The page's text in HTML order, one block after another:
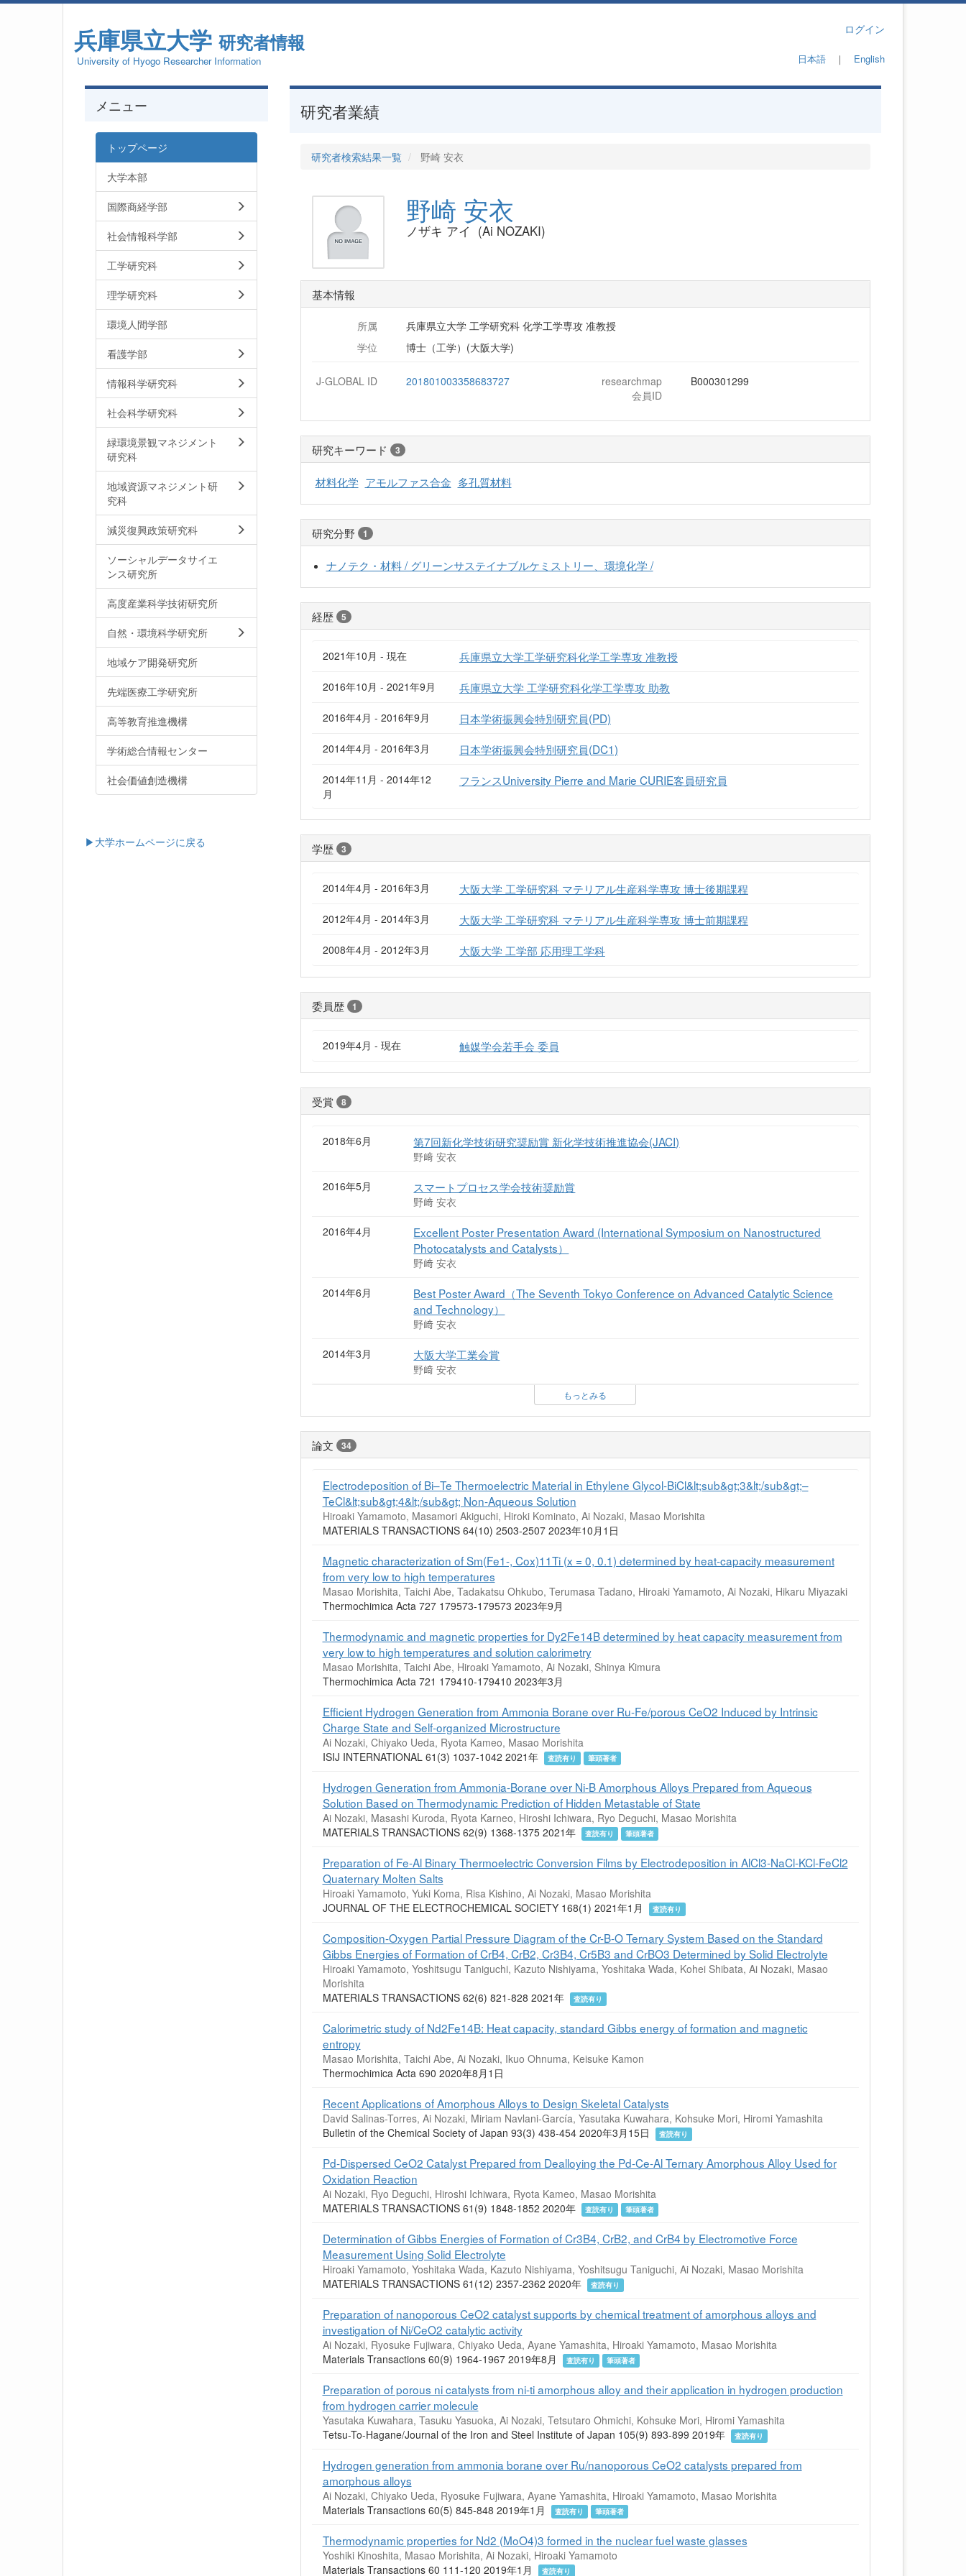
兵庫県立大学 研究者情報
University of Hyogo Researcher Information
ログイン
日本語｜ English
研究者業績
研究者検索結果一覧 野崎 安衣
野崎 安衣
ノザキ アイ (Ai NOZAKI)
基本情報
所属
兵庫県立大学 工学研究科 化学工学専攻 准教授
学位
博士（工学）(大阪大学)
J-GLOBAL ID 201801003358683727
researchmap
会員ID
B000301299
研究キーワード 3
材料化学 アモルファス合金 多孔質材料
研究分野 1
ナノテク・材料 / グリーンサステイナブルケミストリー、環境化学 /
経歴 5
2021年10月 - 現在 兵庫県立大学工学研究科化学工学専攻 准教授
2016年10月 - 2021年9月 兵庫県立大学 工学研究科化学工学専攻 助教
2016年4月 - 2016年9月 日本学術振興会特別研究員(PD)
2014年4月 - 2016年3月 日本学術振興会特別研究員(DC1)
2014年11月 - 2014年12
月
フランスUniversity Pierre and Marie CURIE客員研究員
学歴 3
2014年4月 - 2016年3月 大阪大学 工学研究科 マテリアル生産科学専攻 博士後期課程
2012年4月 - 2014年3月 大阪大学 工学研究科 マテリアル生産科学専攻 博士前期課程
2008年4月 - 2012年3月 大阪大学 工学部 応用理工学科
委員歴 1
2019年4月 - 現在 触媒学会若手会 委員
受賞 8
2018年6月 第7回新化学技術研究奨励賞 新化学技術推進協会(JACI)
野﨑 安衣
2016年5月 スマートプロセス学会技術奨励賞
野﨑 安衣
2016年4月
Excellent Poster Presentation Award (International Symposium on Nanostructured
Photocatalysts and Catalysts）
野﨑 安衣
2014年6月
Best Poster Award（The Seventh Tokyo Conference on Advanced Catalytic Science
and Technology）
野﨑 安衣
2014年3月 大阪大学工業会賞
野﨑 安衣
もっとみる
論文 34
Electrodeposition of Bi–Te Thermoelectric Material in Ethylene Glycol-BiCl&lt;sub&gt;3&lt;/sub&gt;–
TeCl&lt;sub&gt;4&lt;/sub&gt; Non-Aqueous Solution
Hiroaki Yamamoto, Masamori Akiguchi, Hiroki Kominato, Ai Nozaki, Masao Morishita
MATERIALS TRANSACTIONS 64(10) 2503-2507 2023年10月1日
Magnetic characterization of Sm(Fe1-, Cox)11Ti (x = 0, 0.1) determined by heat-capacity measurement
from very low to high temperatures
Masao Morishita, Taichi Abe, Tadakatsu Ohkubo, Terumasa Tadano, Hiroaki Yamamoto, Ai Nozaki, Hikaru Miyazaki
Thermochimica Acta 727 179573-179573 2023年9月
Thermodynamic and magnetic properties for Dy2Fe14B determined by heat capacity measurement from
very low to high temperatures and solution calorimetry
Masao Morishita, Taichi Abe, Hiroaki Yamamoto, Ai Nozaki, Shinya Kimura
Thermochimica Acta 721 179410-179410 2023年3月
Efficient Hydrogen Generation from Ammonia Borane over Ru-Fe/porous CeO2 Induced by Intrinsic
Charge State and Self-organized Microstructure
Ai Nozaki, Chiyako Ueda, Ryota Kameo, Masao Morishita
ISIJ INTERNATIONAL 61(3) 1037-1042 2021年
査読有り 筆頭著者
Hydrogen Generation from Ammonia-Borane over Ni-B Amorphous Alloys Prepared from Aqueous
Solution Based on Thermodynamic Prediction of Hidden Metastable of State
Ai Nozaki, Masashi Kuroda, Ryota Karneo, Hiroshi Ichiwara, Ryo Deguchi, Masao Morishita
MATERIALS TRANSACTIONS 62(9) 1368-1375 2021年
査読有り 筆頭著者
Preparation of Fe-Al Binary Thermoelectric Conversion Films by Electrodeposition in AlCl3-NaCl-KCl-FeCl2
Quaternary Molten Salts
Hiroaki Yamamoto, Yuki Koma, Risa Kishino, Ai Nozaki, Masao Morishita
JOURNAL OF THE ELECTROCHEMICAL SOCIETY 168(1) 2021年1月
査読有り
Composition-Oxygen Partial Pressure Diagram of the Cr-B-O Ternary System Based on the Standard
Gibbs Energies of Formation of CrB4, CrB2, Cr3B4, Cr5B3 and CrBO3 Determined by Solid Electrolyte
Hiroaki Yamamoto, Yoshitsugu Taniguchi, Kazuto Nishiyama, Yoshitaka Wada, Kohei Shibata, Ai Nozaki, Masao
Morishita
MATERIALS TRANSACTIONS 62(6) 821-828 2021年
査読有り
Calorimetric study of Nd2Fe14B: Heat capacity, standard Gibbs energy of formation and magnetic
entropy
Masao Morishita, Taichi Abe, Ai Nozaki, Ikuo Ohnuma, Keisuke Kamon
Thermochimica Acta 690 2020年8月1日
Recent Applications of Amorphous Alloys to Design Skeletal Catalysts
David Salinas-Torres, Ai Nozaki, Miriam Navlani-García, Yasutaka Kuwahara, Kohsuke Mori, Hiromi Yamashita
Bulletin of the Chemical Society of Japan 93(3) 438-454 2020年3月15日
査読有り
Pd-Dispersed CeO2 Catalyst Prepared from Dealloying the Pd-Ce-Al Ternary Amorphous Alloy Used for
Oxidation Reaction
Ai Nozaki, Ryo Deguchi, Hiroshi Ichiwara, Ryota Kameo, Masao Morishita
MATERIALS TRANSACTIONS 61(9) 1848-1852 2020年
査読有り 筆頭著者
Determination of Gibbs Energies of Formation of Cr3B4, CrB2, and CrB4 by Electromotive Force
Measurement Using Solid Electrolyte
Hiroaki Yamamoto, Yoshitaka Wada, Kazuto Nishiyama, Yoshitsugu Taniguchi, Ai Nozaki, Masao Morishita
MATERIALS TRANSACTIONS 61(12) 2357-2362 2020年
査読有り
Preparation of nanoporous CeO2 catalyst supports by chemical treatment of amorphous alloys and
investigation of Ni/CeO2 catalytic activity
Ai Nozaki, Ryosuke Fujiwara, Chiyako Ueda, Ayane Yamashita, Hiroaki Yamamoto, Masao Morishita
Materials Transactions 60(9) 1964-1967 2019年8月
査読有り 筆頭著者
Preparation of porous ni catalysts from ni-ti amorphous alloy and their application in hydrogen production
from hydrogen carrier molecule
Yasutaka Kuwahara, Tasuku Yasuoka, Ai Nozaki, Tetsutaro Ohmichi, Kohsuke Mori, Hiromi Yamashita
Tetsu-To-Hagane/Journal of the Iron and Steel Institute of Japan 105(9) 893-899 2019年
査読有り
Hydrogen generation from ammonia borane over Ru/nanoporous CeO2 catalysts prepared from
amorphous alloys
Ai Nozaki, Chiyako Ueda, Ryosuke Fujiwara, Ayane Yamashita, Hiroaki Yamamoto, Masao Morishita
Materials Transactions 60(5) 845-848 2019年1月
査読有り 筆頭著者
Thermodynamic properties for Nd2 (MoO4)3 formed in the nuclear fuel waste glasses
Yoshiki Kinoshita, Masao Morishita, Ai Nozaki, Hiroaki Yamamoto
Materials Transactions 60 111-120 2019年1月
査読有り
メニュー
トップページ
大学本部
国際商経学部
社会情報科学部
工学研究科
理学研究科
環境人間学部
看護学部
情報科学研究科
社会科学研究科
緑環境景観マネジメント
研究科
地域資源マネジメント研
究科
減災復興政策研究科
ソーシャルデータサイエ
ンス研究所
高度産業科学技術研究所
自然・環境科学研究所
地域ケア開発研究所
先端医療工学研究所
高等教育推進機構
学術総合情報センター
社会価値創造機構
▶大学ホームページに戻る